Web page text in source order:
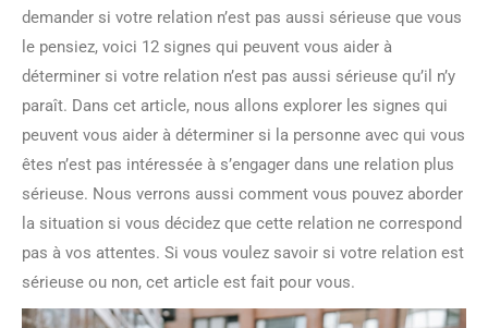
demander si votre relation n’est pas aussi sérieuse que vous
le pensiez, voici 12 signes qui peuvent vous aider à
déterminer si votre relation n’est pas aussi sérieuse qu’il n’y
paraît. Dans cet article, nous allons explorer les signes qui
peuvent vous aider à déterminer si la personne avec qui vous
êtes n’est pas intéressée à s’engager dans une relation plus
sérieuse. Nous verrons aussi comment vous pouvez aborder
la situation si vous décidez que cette relation ne correspond
pas à vos attentes. Si vous voulez savoir si votre relation est
sérieuse ou non, cet article est fait pour vous.